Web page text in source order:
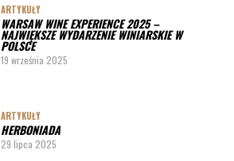
ARTYKUŁY
WARSAW WINE EXPERIENCE 2025 –
NAJWIĘKSZE WYDARZENIE WINIARSKIE W
POLSCE
19 września 2025
ARTYKUŁY
HERBONIADA
29 lipca 2025